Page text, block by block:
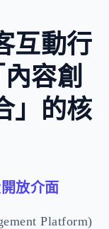
互動行
容創
」的核
放介面
Platform)